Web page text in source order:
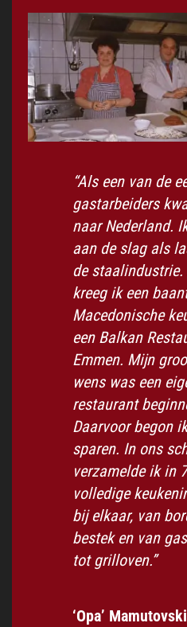
“Als een van de
gastarbeiders
naar Nederland.
aan de slag als
de
kreeg ik een
Macedonische
een Balkan
Emmen. Mijn
wens was een
restaurant
Daarvoor begon
sparen. In ons
verzamelde ik in
volledige
bij elkaar, van
bestek en van
tot grilloven.”
‘Opa’ Mamutovski